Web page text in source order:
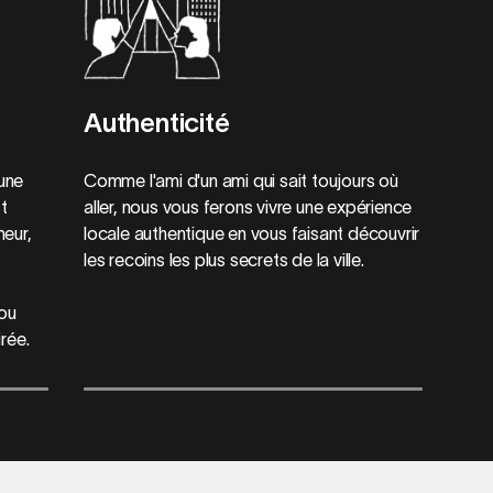
Authenticité
Comme l'ami d'un ami qui sait toujours où
aller, nous vous ferons vivre une expérience
locale authentique en vous faisant découvrir
les recoins les plus secrets de la ville.